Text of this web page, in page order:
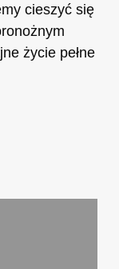
cieszyć się
życie pełne